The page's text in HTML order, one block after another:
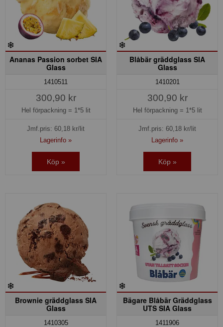
Ananas Passion sorbet SIA
Glass
1410511
300,90 kr
Hel förpackning = 1*5 lit
Jmf.pris: 60,18 kr/lit
Lagerinfo »
Köp »
Blåbär gräddglass SIA
Glass
1410201
300,90 kr
Hel förpackning = 1*5 lit
Jmf.pris: 60,18 kr/lit
Lagerinfo »
Köp »
Brownie gräddglass SIA
Glass
1410305
Bägare Blåbär Gräddglass
UTS SIA Glass
1411906